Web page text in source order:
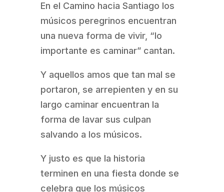
En el Camino hacia Santiago los
músicos peregrinos encuentran
una nueva forma de vivir, “lo
importante es caminar” cantan.
Y aquellos amos que tan mal se
portaron, se arrepienten y en su
largo caminar encuentran la
forma de lavar sus culpan
salvando a los músicos.
Y justo es que la historia
terminen en una fiesta donde se
celebra que los músicos